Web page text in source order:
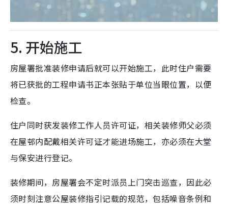
5. 开始施工
房屋署批准装修申请后就可以开始施工，此时住户需要
将已获批的工程申请书正本张贴于单位当眼位置，以便
检查。
住户同时获发装修工作人员许可证，相关装修师父必须
在屋邨内配戴相关许可证才能进场施工，亦必须在大堂
与保安进行登记。
装修期间，房屋署会不定时派员上门突击巡查，因此必
须时刻注意公屋装修指引记载的规范，包括噪音条例和